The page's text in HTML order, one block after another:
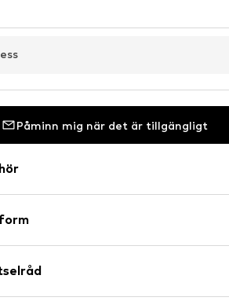
Påminn mig när det är tillgängligt
fotbädd